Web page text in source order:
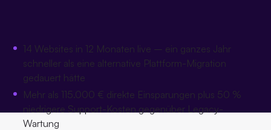
14 Websites in 12 Monaten live – ein ganzes Jahr
schneller als eine alternative Plattform-Migration
gedauert hätte
Mehr als 115.000 € direkte Einsparungen plus 50 %
niedrigere Support-Kosten gegenüber Legacy-
Wartung